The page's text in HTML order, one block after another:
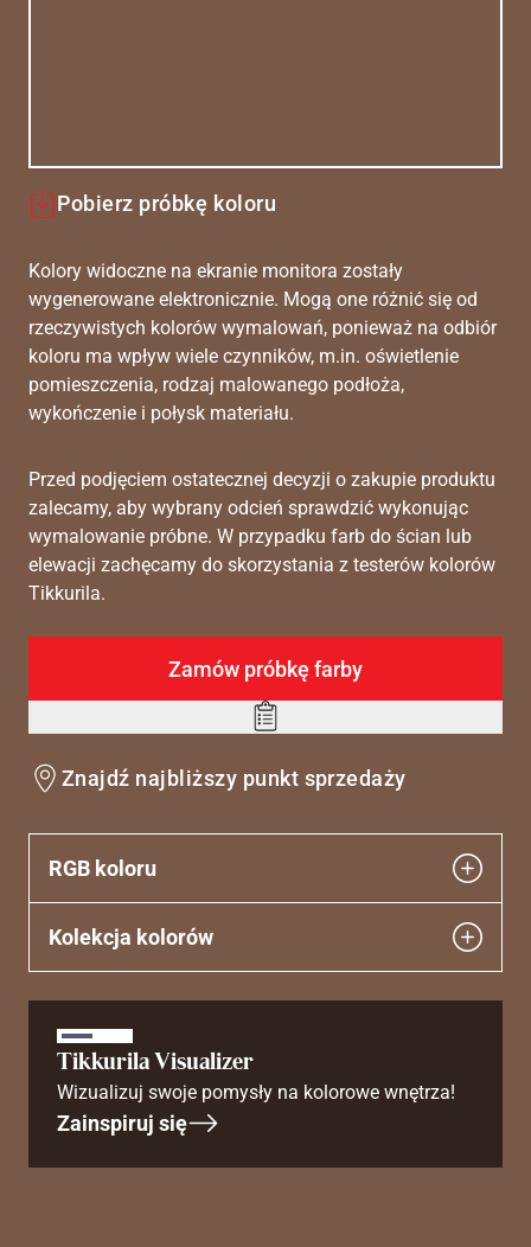
Pobierz próbkę koloru
Kolory widoczne na ekranie monitora zostały
wygenerowane elektronicznie. Mogą one różnić się od
rzeczywistych kolorów wymalowań, ponieważ na odbiór
koloru ma wpływ wiele czynników, m.in. oświetlenie
pomieszczenia, rodzaj malowanego podłoża,
wykończenie i połysk materiału.
Przed podjęciem ostatecznej decyzji o zakupie produktu
zalecamy, aby wybrany odcień sprawdzić wykonując
wymalowanie próbne. W przypadku farb do ścian lub
elewacji zachęcamy do skorzystania z testerów kolorów
Tikkurila.
Zamów próbkę farby
Add
wishlist
Znajdź najbliższy punkt sprzedaży
RGB koloru
Kolekcja kolorów
Tikkurila Visualizer
Wizualizuj swoje pomysły na kolorowe wnętrza!
Zainspiruj się